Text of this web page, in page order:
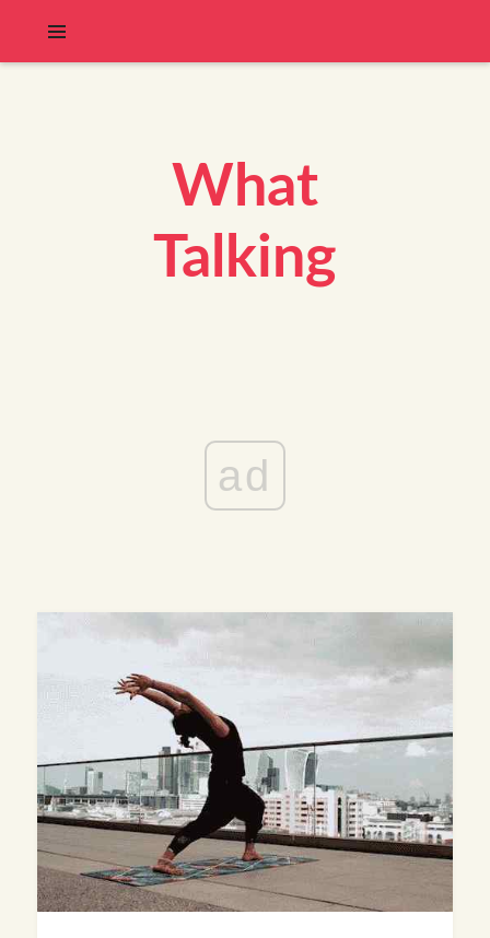
What
Talking
ad